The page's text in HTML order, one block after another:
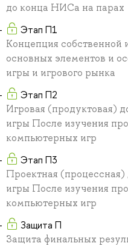
до конца НИСа на парах
Этап П1
Концепция собственной
основных элементов и
игры и игрового рынка
Этап П2
Игровая (продуктовая)
игры После изучения
компьютерных игр
Этап П3
Проектная
игры После изучения
компьютерных игр
Защита П
Защита финальных